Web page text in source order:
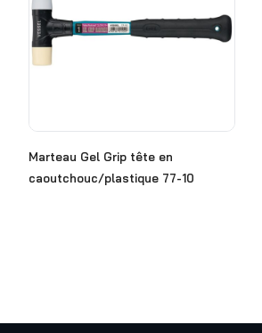
Marteau Gel Grip tête en
caoutchouc/plastique 77-10